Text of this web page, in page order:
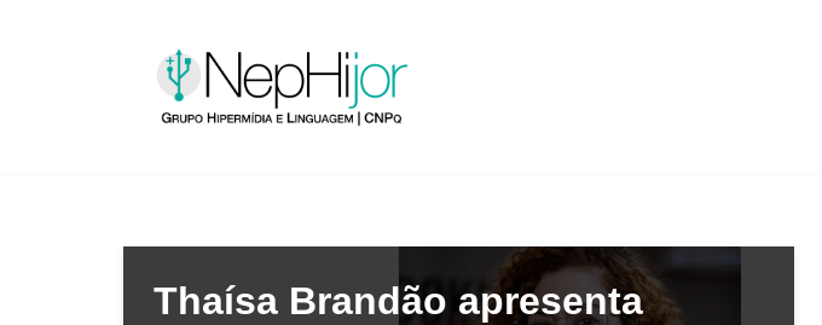
Thaísa Brandão apresenta